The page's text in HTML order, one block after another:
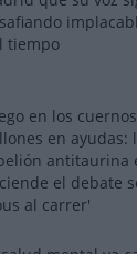
tiempo
en los
en ayudas:
antitaurina
el debate
al carrer'